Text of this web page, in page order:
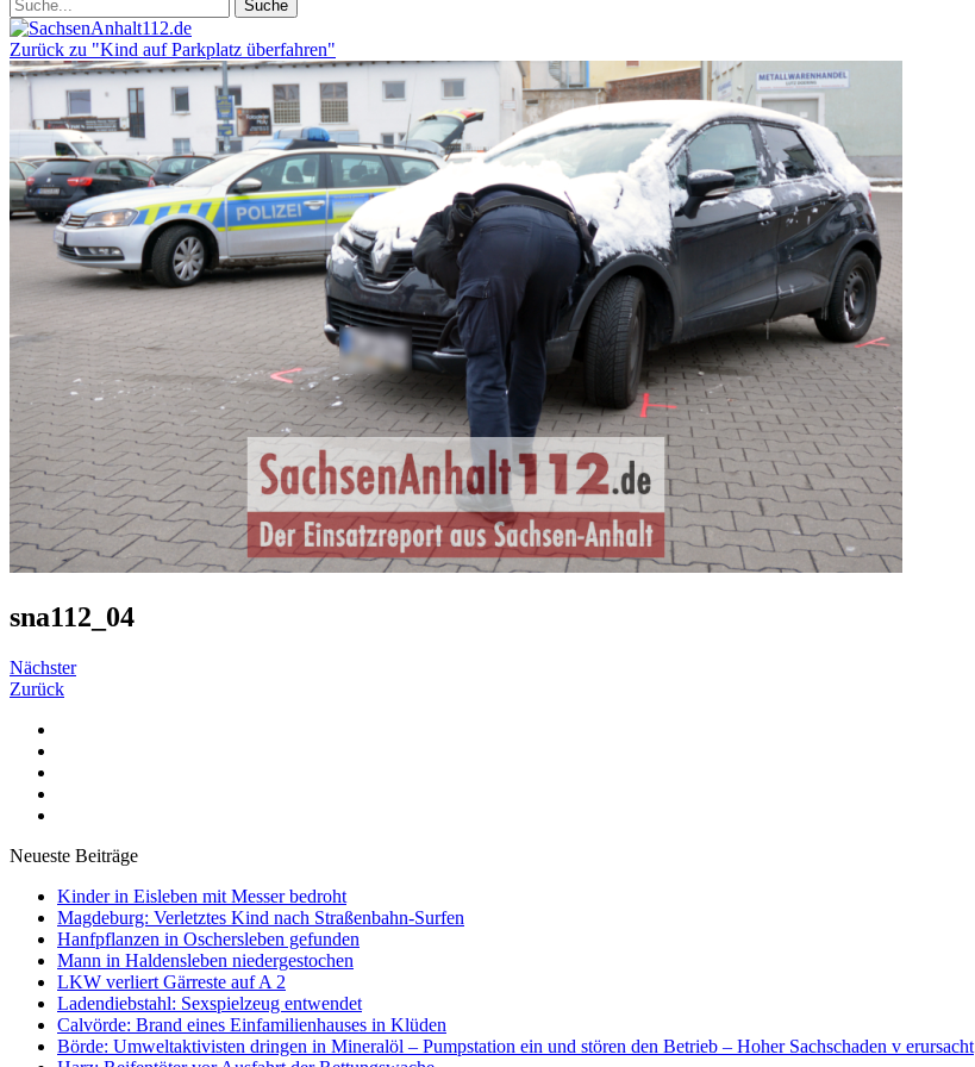
Zurück zu "Kind auf Parkplatz überfahren"
sna112_04
Nächster
Zurück
Neueste Beiträge
Kinder in Eisleben mit Messer bedroht
Magdeburg: Verletztes Kind nach Straßenbahn-Surfen
Hanfpflanzen in Oschersleben gefunden
Mann in Haldensleben niedergestochen
LKW verliert Gärreste auf A 2
Ladendiebstahl: Sexspielzeug entwendet
Calvörde: Brand eines Einfamilienhauses in Klüden
Börde: Umweltaktivisten dringen in Mineralöl – Pumpstation ein und stören den Betrieb – Hoher Sachschaden v erursacht